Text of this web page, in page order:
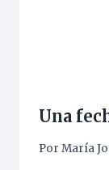
Una
Por María